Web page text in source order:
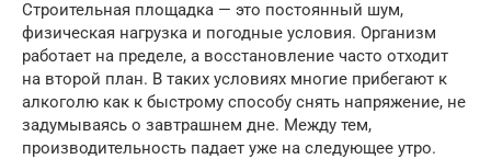
Строительная площадка — это постоянный шум,
физическая нагрузка и погодные условия. Организм
работает на пределе, а восстановление часто отходит
на второй план. В таких условиях многие прибегают к
алкоголю как к быстрому способу снять напряжение, не
задумываясь о завтрашнем дне. Между тем,
производительность падает уже на следующее утро.